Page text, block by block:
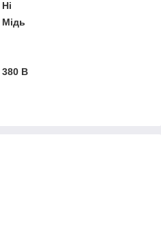
Ні
Мідь
380 В